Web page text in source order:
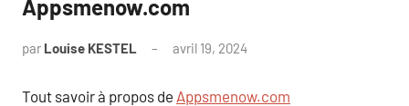
Appsmenow.com
par Louise KESTEL avril 19, 2024
Tout savoir à propos de Appsmenow.com